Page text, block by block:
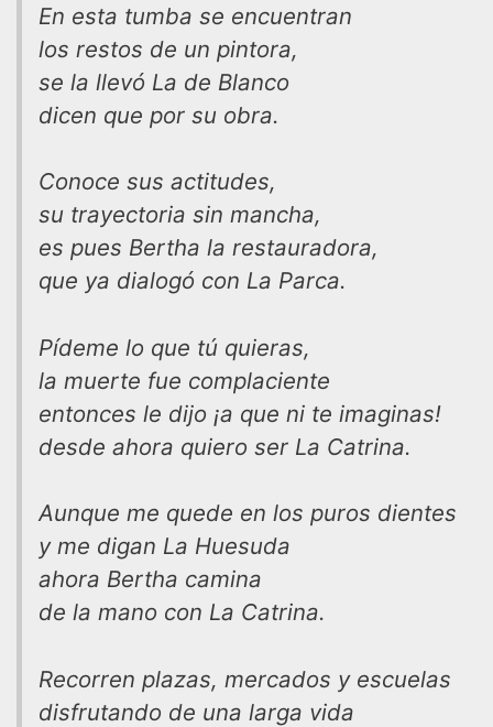
En esta tumba se encuentran
los restos de un pintora,
se la llevó La de Blanco
dicen que por su obra.
Conoce sus actitudes,
su trayectoria sin mancha,
es pues Bertha la restauradora,
que ya dialogó con La Parca.
Pídeme lo que tú quieras,
la muerte fue complaciente
entonces le dijo ¡a que ni te imaginas!
desde ahora quiero ser La Catrina.
Aunque me quede en los puros dientes
y me digan La Huesuda
ahora Bertha camina
de la mano con La Catrina.
Recorren plazas, mercados y escuelas
disfrutando de una larga vida